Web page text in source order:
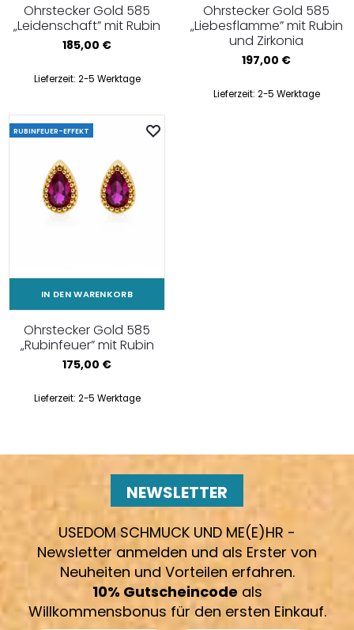
Ohrstecker Gold 585
„Leidenschaft” mit Rubin
185,00 €
Lieferzeit: 2-5 Werktage
Ohrstecker Gold 585
„Liebesflamme” mit Rubin
und Zirkonia
197,00 €
Lieferzeit: 2-5 Werktage
RUBINFEUER-EFFEKT
IN DEN WARENKORB
Ohrstecker Gold 585
„Rubinfeuer” mit Rubin
175,00 €
Lieferzeit: 2-5 Werktage
NEWSLETTER
USEDOM SCHMUCK UND ME(E)HR -
Newsletter anmelden und als Erster von
Neuheiten und Vorteilen erfahren.
10% Gutscheincode als
Willkommensbonus für den ersten Einkauf.